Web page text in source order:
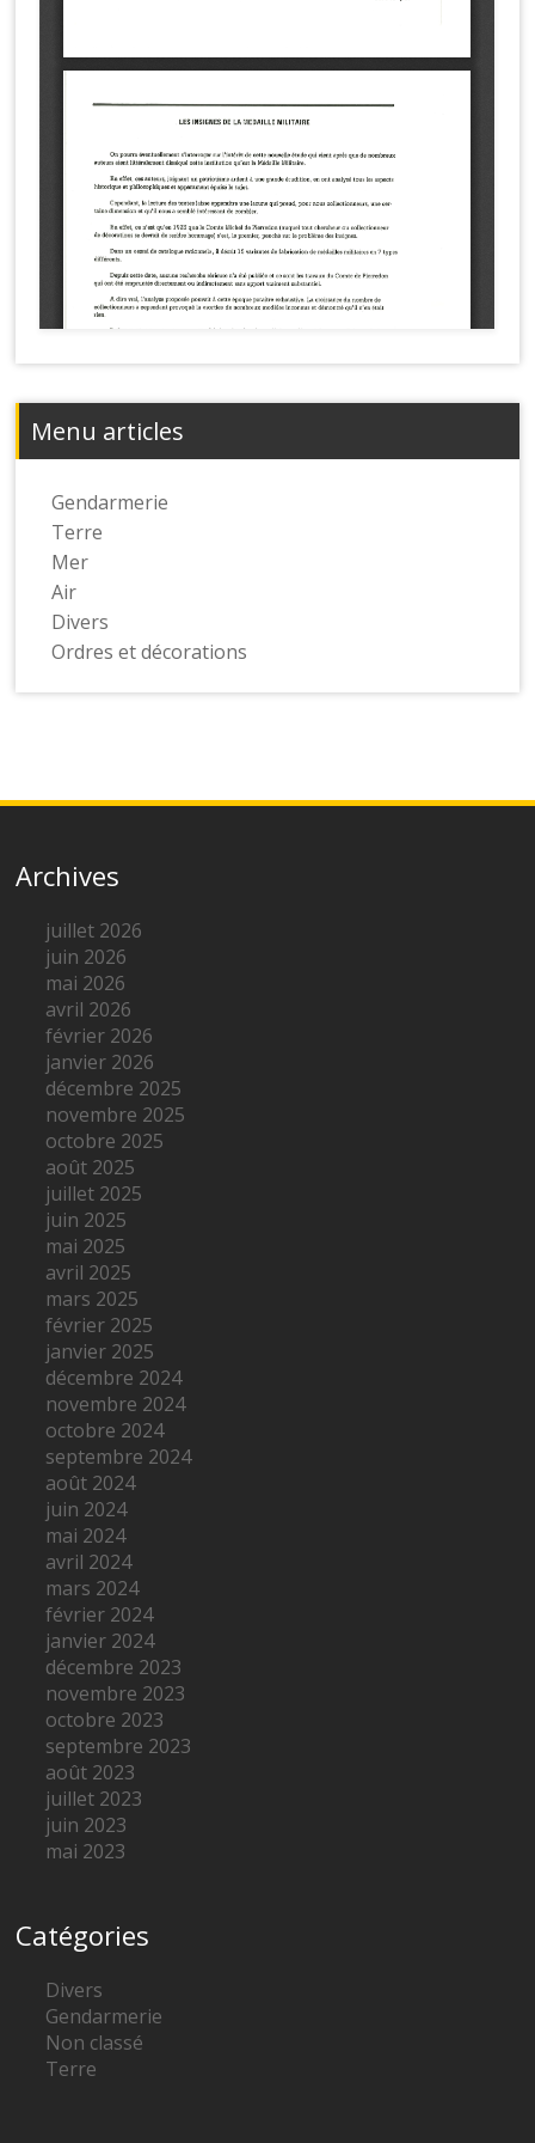
Menu articles
Gendarmerie
Terre
Mer
Air
Divers
Ordres et décorations
Archives
juillet 2026
juin 2026
mai 2026
avril 2026
février 2026
janvier 2026
décembre 2025
novembre 2025
octobre 2025
août 2025
juillet 2025
juin 2025
mai 2025
avril 2025
mars 2025
février 2025
janvier 2025
décembre 2024
novembre 2024
octobre 2024
septembre 2024
août 2024
juin 2024
mai 2024
avril 2024
mars 2024
février 2024
janvier 2024
décembre 2023
novembre 2023
octobre 2023
septembre 2023
août 2023
juillet 2023
juin 2023
mai 2023
Catégories
Divers
Gendarmerie
Non classé
Terre